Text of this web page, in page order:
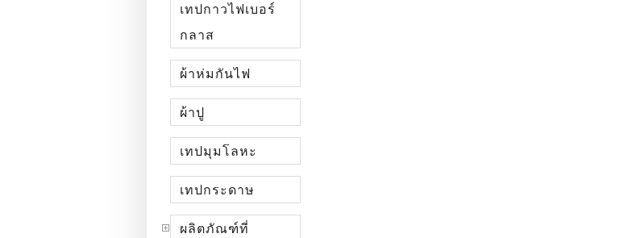
เทปกาวไฟเบอร์
กลาส
ผ้าห่มกันไฟ
ผ้าปู
เทปมุมโลหะ
เทปกระดาษ
ผลิตภัณฑ์ที่